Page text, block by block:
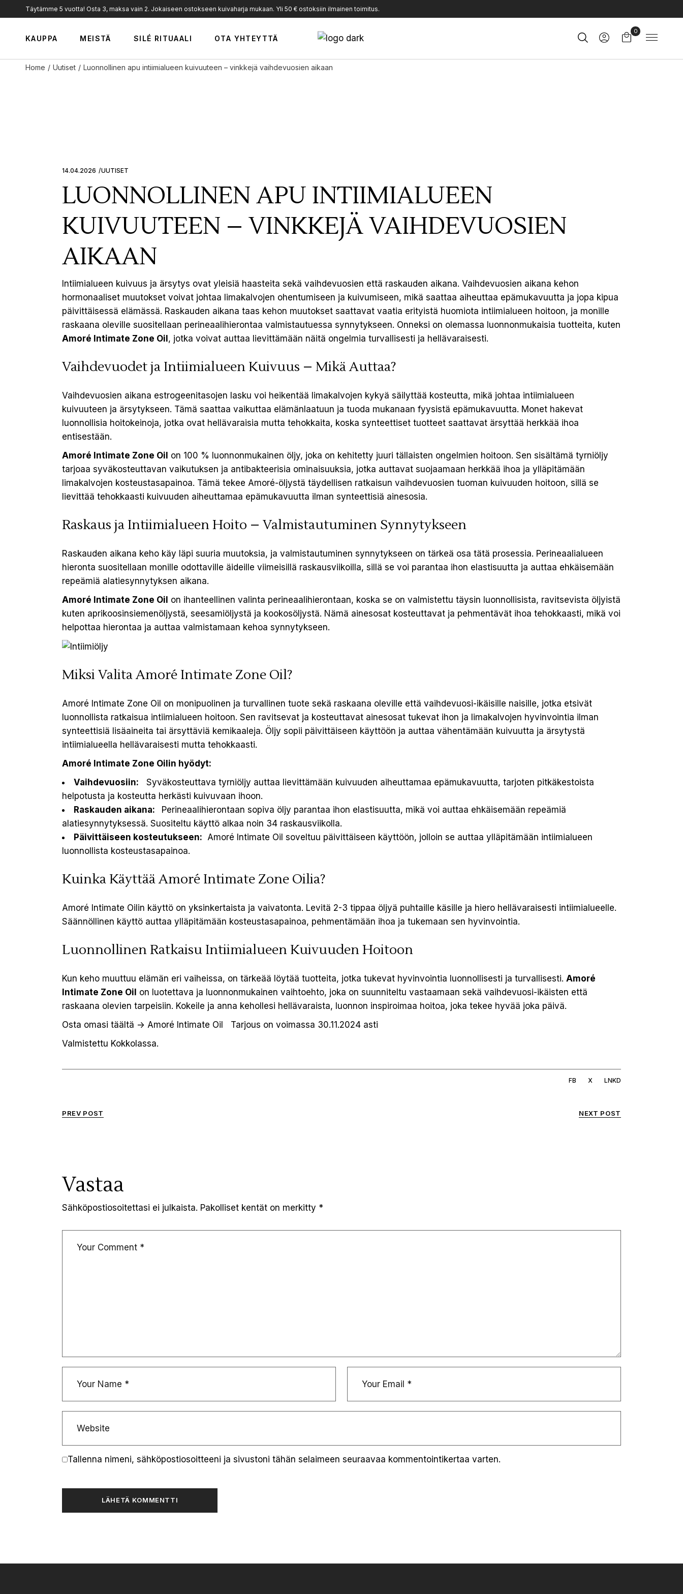
the
Täytämme 5 vuotta! Osta 3, maksa vain 2. Jokaiseen ostokseen kuivaharja mukaan. Yli 50 € ostoksiin ilmainen toimitus.
KAUPPA MEISTÄ SILÉ RITUAALI OTA YHTEYTTÄ
0
Arvot
Silé Professional
Home Uutiset Luonnollinen apu intiimialueen kuivuuteen – vinkkejä vaihdevuosien aikaan
14.04.2026 UUTISET
LUONNOLLINEN APU INTIIMIALUEEN
KUIVUUTEEN – VINKKEJÄ VAIHDEVUOSIEN
AIKAAN
Intiimialueen kuivuus ja ärsytys ovat yleisiä haasteita sekä vaihdevuosien että raskauden aikana. Vaihdevuosien aikana kehon
hormonaaliset muutokset voivat johtaa limakalvojen ohentumiseen ja kuivumiseen, mikä saattaa aiheuttaa epämukavuutta ja jopa kipua
päivittäisessä elämässä. Raskauden aikana taas kehon muutokset saattavat vaatia erityistä huomiota intiimialueen hoitoon, ja monille
raskaana oleville suositellaan perineaalihierontaa valmistautuessa synnytykseen. Onneksi on olemassa luonnonmukaisia tuotteita, kuten
Amoré Intimate Zone Oil , jotka voivat auttaa lievittämään näitä ongelmia turvallisesti ja hellävaraisesti.
Vaihdevuodet ja Intiimialueen Kuivuus – Mikä Auttaa?
Vaihdevuosien aikana estrogeenitasojen lasku voi heikentää limakalvojen kykyä säilyttää kosteutta, mikä johtaa intiimialueen
kuivuuteen ja ärsytykseen. Tämä saattaa vaikuttaa elämänlaatuun ja tuoda mukanaan fyysistä epämukavuutta. Monet hakevat
luonnollisia hoitokeinoja, jotka ovat hellävaraisia mutta tehokkaita, koska synteettiset tuotteet saattavat ärsyttää herkkää ihoa
entisestään.
Amoré Intimate Zone Oil on 100 % luonnonmukainen öljy, joka on kehitetty juuri tällaisten ongelmien hoitoon. Sen sisältämä tyrniöljy
tarjoaa syväkosteuttavan vaikutuksen ja antibakteerisia ominaisuuksia, jotka auttavat suojaamaan herkkää ihoa ja ylläpitämään
limakalvojen kosteustasapainoa. Tämä tekee Amoré-öljystä täydellisen ratkaisun vaihdevuosien tuoman kuivuuden hoitoon, sillä se
lievittää tehokkaasti kuivuuden aiheuttamaa epämukavuutta ilman synteettisiä ainesosia.
Raskaus ja Intiimialueen Hoito – Valmistautuminen Synnytykseen
Raskauden aikana keho käy läpi suuria muutoksia, ja valmistautuminen synnytykseen on tärkeä osa tätä prosessia. Perineaalialueen
hieronta suositellaan monille odottaville äideille viimeisillä raskausviikoilla, sillä se voi parantaa ihon elastisuutta ja auttaa ehkäisemään
repeämiä alatiesynnytyksen aikana.
Amoré Intimate Zone Oil on ihanteellinen valinta perineaalihierontaan, koska se on valmistettu täysin luonnollisista, ravitsevista öljyistä
kuten aprikoosinsiemenöljystä, seesamiöljystä ja kookosöljystä. Nämä ainesosat kosteuttavat ja pehmentävät ihoa tehokkaasti, mikä voi
helpottaa hierontaa ja auttaa valmistamaan kehoa synnytykseen.
Miksi Valita Amoré Intimate Zone Oil?
Amoré Intimate Zone Oil on monipuolinen ja turvallinen tuote sekä raskaana oleville että vaihdevuosi-ikäisille naisille, jotka etsivät
luonnollista ratkaisua intiimialueen hoitoon. Sen ravitsevat ja kosteuttavat ainesosat tukevat ihon ja limakalvojen hyvinvointia ilman
synteettisiä lisäaineita tai ärsyttäviä kemikaaleja. Öljy sopii päivittäiseen käyttöön ja auttaa vähentämään kuivuutta ja ärsytystä
intiimialueella hellävaraisesti mutta tehokkaasti.
Amoré Intimate Zone Oilin hyödyt:
Vaihdevuosiin: Syväkosteuttava tyrniöljy auttaa lievittämään kuivuuden aiheuttamaa epämukavuutta, tarjoten pitkäkestoista
helpotusta ja kosteutta herkästi kuivuvaan ihoon.
Raskauden aikana:
Perineaalihierontaan sopiva öljy parantaa ihon elastisuutta, mikä voi auttaa ehkäisemään repeämiä
alatiesynnytyksessä. Suositeltu käyttö alkaa noin 34 raskausviikolla.
Päivittäiseen kosteutukseen: Amoré Intimate Oil soveltuu päivittäiseen käyttöön, jolloin se auttaa ylläpitämään intiimialueen
luonnollista kosteustasapainoa.
Kuinka Käyttää Amoré Intimate Zone Oilia?
Amoré Intimate Oilin käyttö on yksinkertaista ja vaivatonta. Levitä 2-3 tippaa öljyä puhtaille käsille ja hiero hellävaraisesti intiimialueelle.
Säännöllinen käyttö auttaa ylläpitämään kosteustasapainoa, pehmentämään ihoa ja tukemaan sen hyvinvointia.
Luonnollinen Ratkaisu Intiimialueen Kuivuuden Hoitoon
Kun keho muuttuu elämän eri vaiheissa, on tärkeää löytää tuotteita, jotka tukevat hyvinvointia luonnollisesti ja turvallisesti. Amoré
Intimate Zone Oil on luotettava ja luonnonmukainen vaihtoehto, joka on suunniteltu vastaamaan sekä vaihdevuosi-ikäisten että
raskaana olevien tarpeisiin. Kokeile ja anna kehollesi hellävaraista, luonnon inspiroimaa hoitoa, joka tekee hyvää joka päivä.
Osta omasi täältä -> Amoré Intimate Oil Tarjous on voimassa 30.11.2024 asti
Valmistettu Kokkolassa.
FB X LNKD
PREV POST NEXT POST
Vastaa
Sähköpostiosoitettasi ei julkaista. Pakolliset kentät on merkitty *
Tallenna nimeni, sähköpostiosoitteeni ja sivustoni tähän selaimeen seuraavaa kommentointikertaa varten.
LÄHETÄ KOMMENTTI